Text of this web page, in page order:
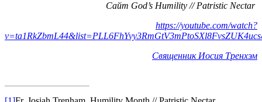
Сайт God’s Humility // Patristic Nectar
https://youtube.com/watch?
Священник Иосия Тренхэм